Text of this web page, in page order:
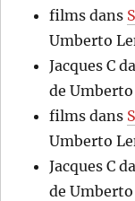
films dans
Umberto
Jacques C
de
films dans
Umberto
Jacques C
de